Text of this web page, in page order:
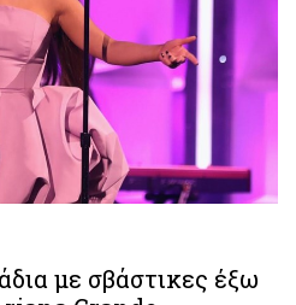
με σβάστικες έξω